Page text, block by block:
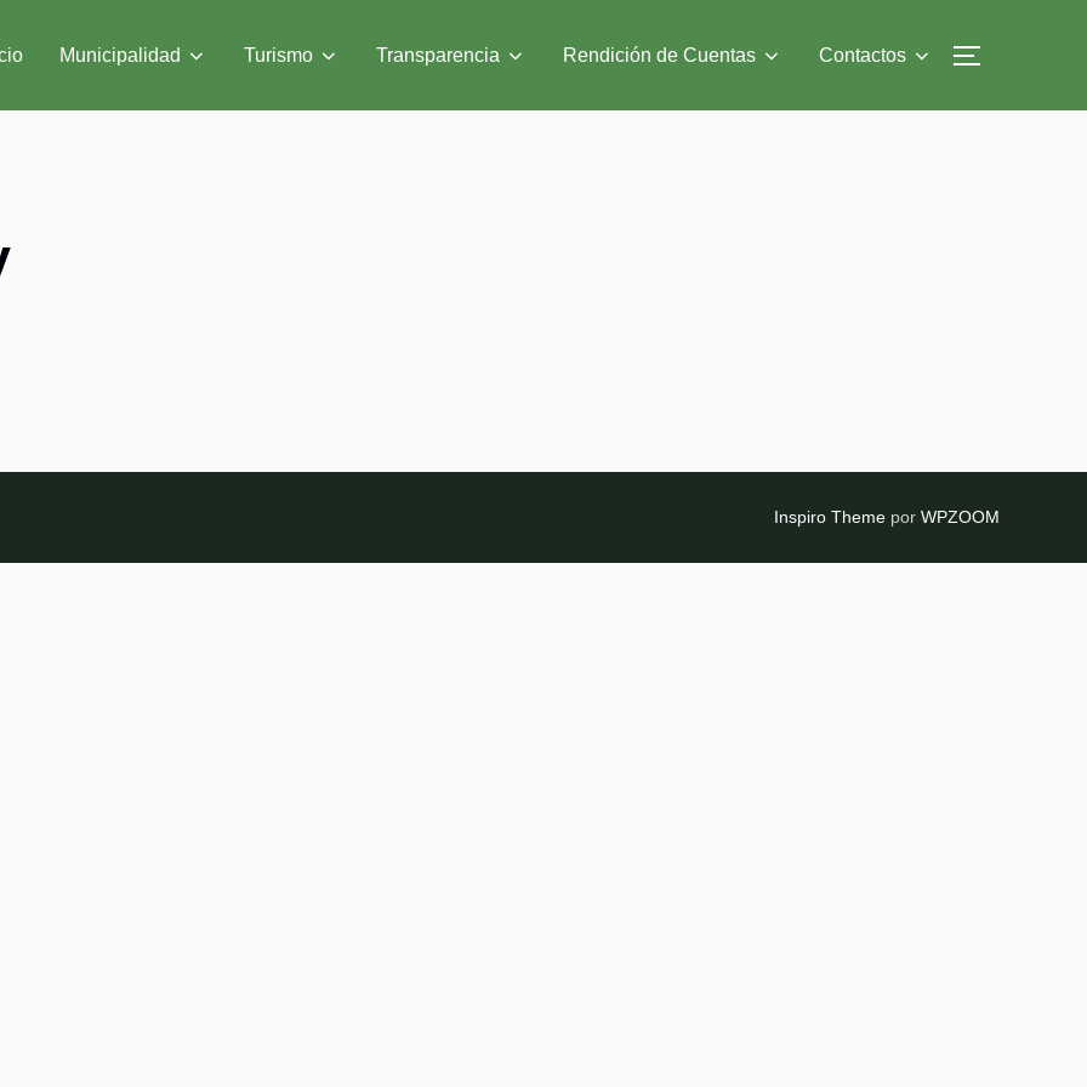
Municipalidad Turismo Transparencia Rendición de Cuentas Contactos
Inspiro Theme por WPZOOM